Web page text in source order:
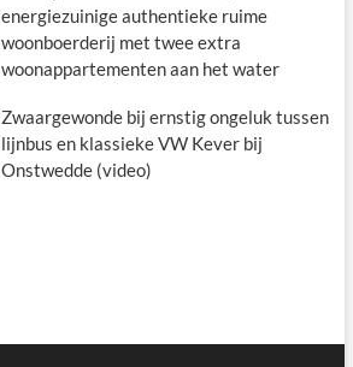
energiezuinige authentieke ruime
woonboerderij met twee extra
woonappartementen aan het water
Zwaargewonde bij ernstig ongeluk tussen
lijnbus en klassieke VW Kever bij
Onstwedde (video)